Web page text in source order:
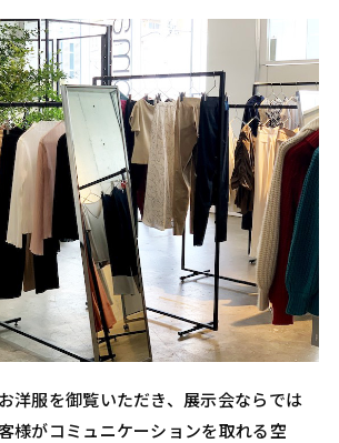
洋服を御覧いただき、展示会ならでは
様がコミュニケーションを取れる空